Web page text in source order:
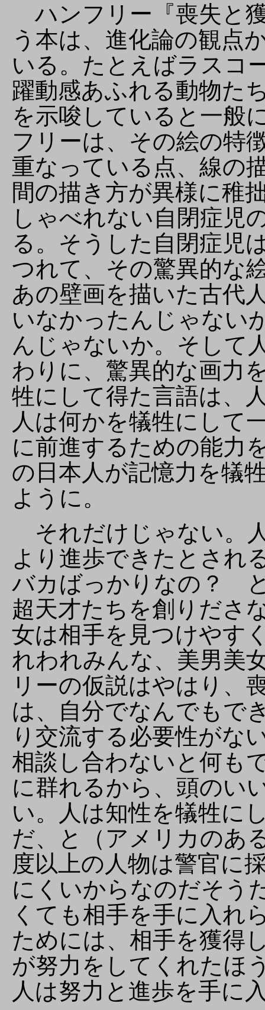
ハンフリー『喪失と
う本は、進化論の観点
いる。たとえばラスコ
躍動感あふれる動物た
を示唆していると一般
フリーは、その絵の
重なっている点、線の
間の描き方が異様に
しゃべれない自閉症児
る。そうした自閉症児
つれて、その驚異的な
あの壁画を描いた古代
いなかったんじゃない
んじゃないか。そして
わりに、驚異的な画力
牲にして得た言語は、
人は何かを犠牲にして
に前進するための能力
の日本人が記憶力を犠
ように。
それだけじゃない。
より進歩できたとされ
バカばっかりなの？
超天才たちを創りださ
女は相手を見つけやす
れわれみんな、美男
リーの仮説はやはり、
は、自分でなんでもで
り交流する必要性がな
相談し合わないと何も
に群れるから、頭のい
い。人は知性を犠牲に
だ、と（アメリカのあ
度以上の人物は警官に
にくいからなのだそう
くても相手を手に入れ
ためには、相手を獲得
が努力をしてくれたほ
人は努力と進歩を手に